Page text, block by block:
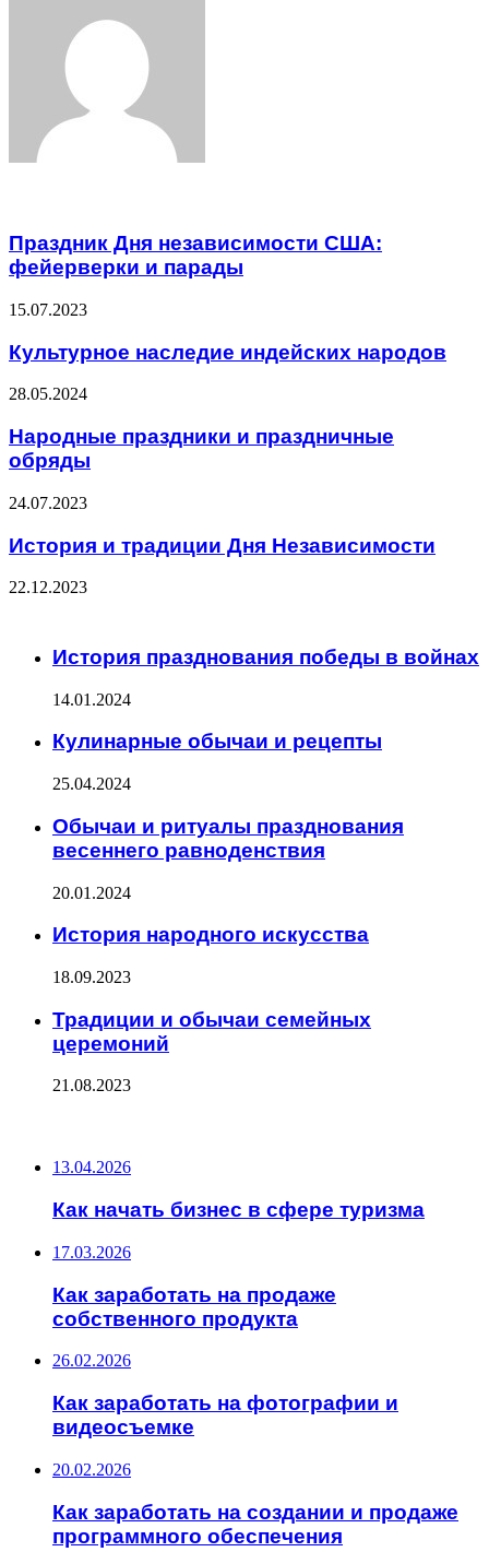
Праздник Дня независимости США:
фейерверки и парады
15.07.2023
Культурное наследие индейских народов
28.05.2024
Народные праздники и праздничные
обряды
24.07.2023
История и традиции Дня Независимости
22.12.2023
История празднования победы в войнах
14.01.2024
Кулинарные обычаи и рецепты
25.04.2024
Обычаи и ритуалы празднования
весеннего равноденствия
20.01.2024
История народного искусства
18.09.2023
Традиции и обычаи семейных
церемоний
21.08.2023
13.04.2026
Как начать бизнес в сфере туризма
17.03.2026
Как заработать на продаже
собственного продукта
26.02.2026
Как заработать на фотографии и
видеосъемке
20.02.2026
Как заработать на создании и продаже
программного обеспечения